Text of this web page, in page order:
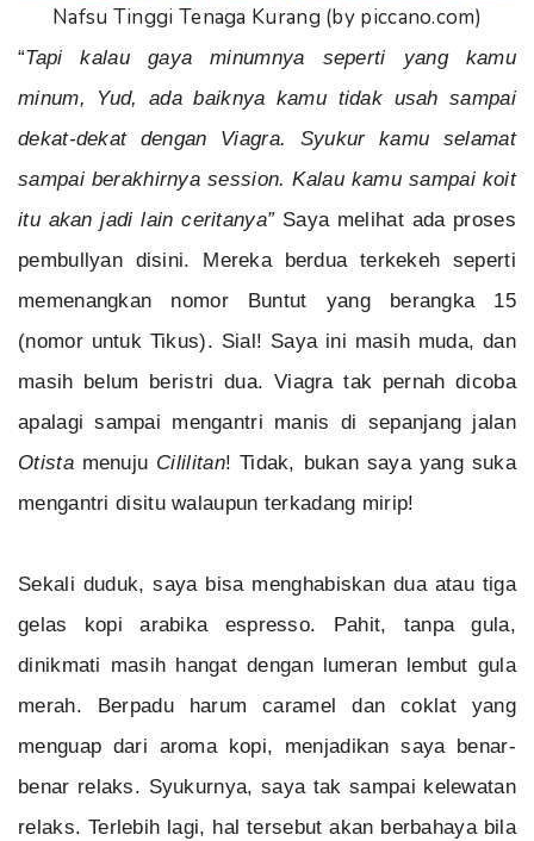
Nafsu Tinggi Tenaga Kurang (by piccano.com)
“Tapi kalau gaya minumnya seperti yang kamu
minum, Yud, ada baiknya kamu tidak usah sampai
dekat-dekat dengan Viagra. Syukur kamu selamat
sampai berakhirnya session. Kalau kamu sampai koit
itu akan jadi lain ceritanya”Saya melihat ada proses
pembullyan disini. Mereka berdua terkekeh seperti
memenangkan nomor Buntut yang berangka 15
(nomor untuk Tikus). Sial! Saya ini masih muda, dan
masih belum beristri dua. Viagra tak pernah dicoba
apalagi sampai mengantri manis di sepanjang jalan
Otistamenuju Cililitan! Tidak, bukan saya yang suka
mengantri disitu walaupun terkadang mirip!
Sekali duduk, saya bisa menghabiskan dua atau tiga
gelas kopi arabika espresso. Pahit, tanpa gula,
dinikmati masih hangat dengan lumeran lembut gula
merah. Berpadu harum caramel dan coklat yang
menguap dari aroma kopi, menjadikan saya benar-
benar relaks. Syukurnya, saya tak sampai kelewatan
relaks. Terlebih lagi, hal tersebut akan berbahaya bila